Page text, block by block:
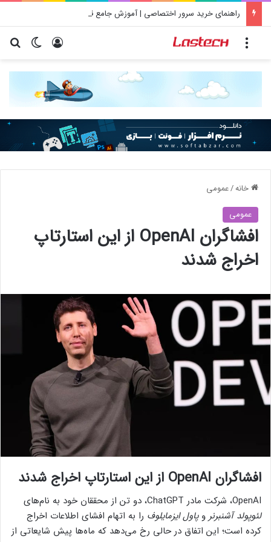
راهنمای خرید سرور اختصاصی | آموزش جامع قدم به قدم
تغییر ورود
خانه/عمومی
عمومی
افشاگران OpenAI از این استارتاپ
اخراج شدند
افشاگران OpenAI از این استارتاپ اخراج شدند
OpenAI، شرکت مادر ChatGPT، دو تن از محققان خود به نام‌های
لئوپولد آشنبرنر وپاول ایزمایلوف را به اتهام افشای اطلاعات اخراج
کرده است؛ این اتفاق در حالی رخ می‌دهد که ماه‌ها پیش شایعاتی از